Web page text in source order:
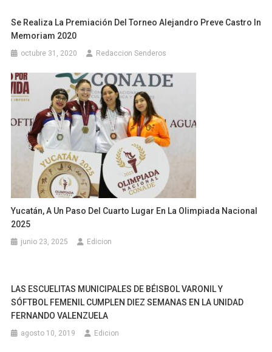
Se Realiza La Premiación Del Torneo Alejandro Preve Castro In
Memoriam 2020
octubre 31, 2020 Redaccion Senderos
Yucatán, A Un Paso Del Cuarto Lugar En La Olimpiada Nacional
2025
junio 23, 2025 Edicion
LAS ESCUELITAS MUNICIPALES DE BÉISBOL VARONIL Y
SÓFTBOL FEMENIL CUMPLEN DIEZ SEMANAS EN LA UNIDAD
FERNANDO VALENZUELA
agosto 10, 2019 Edicion